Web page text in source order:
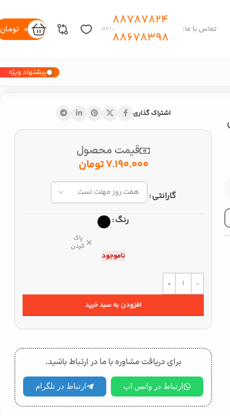
تماس با ما:
88787824
88678398-۰۲۱ 0 تومان
پیشنهاد ویژه
اشتراک گذاری
قیمت محصول
7.190.000تومان
گارانتی
رنگ
پاک
کردن
ناموجود
افزودن به سبد خرید
Alternative:
برای دریافت مشاوره با ما در ارتباط باشید.
ارتباط در واتس اپ ارتباط در تلگرام